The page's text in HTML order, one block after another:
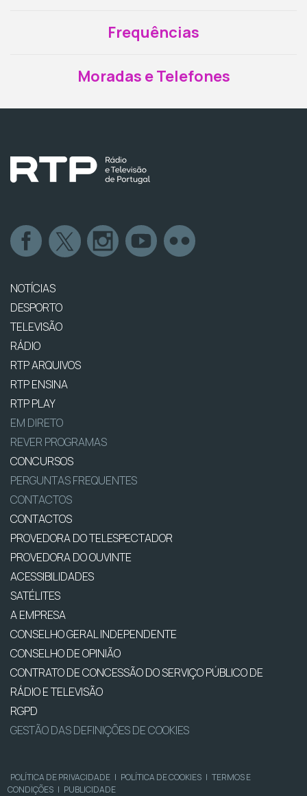
Frequências
Moradas e Telefones
NOTÍCIAS
DESPORTO
TELEVISÃO
RÁDIO
RTP ARQUIVOS
RTP ENSINA
RTP PLAY
EM DIRETO
REVER PROGRAMAS
CONCURSOS
PERGUNTAS FREQUENTES
CONTACTOS
CONTACTOS
PROVEDORA DO TELESPECTADOR
PROVEDORA DO OUVINTE
ACESSIBILIDADES
SATÉLITES
A EMPRESA
CONSELHO GERAL INDEPENDENTE
CONSELHO DE OPINIÃO
CONTRATO DE CONCESSÃO DO SERVIÇO PÚBLICO DE
RÁDIO E TELEVISÃO
RGPD
GESTÃO DAS DEFINIÇÕES DE COOKIES
POLÍTICA DE PRIVACIDADE | POLÍTICA DE COOKIES | TERMOS E
CONDIÇÕES | PUBLICIDADE